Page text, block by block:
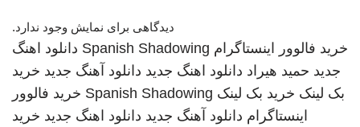
دیدگاهی برای نمایش وجود ندارد.
خرید فالوور اینستاگرام Spanish Shadowing دانلود اهنگ
جدید حمید هیراد دانلود اهنگ جدید دانلود آهنگ جدید خرید
بک لینک خرید بک لینک Spanish Shadowing خرید فالوور
اینستاگرام دانلود آهنگ جدید دانلود اهنگ جدید خرید